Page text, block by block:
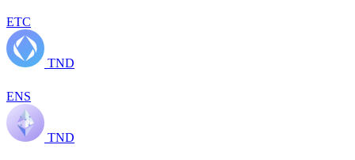
ETC
TND
ENS
TND